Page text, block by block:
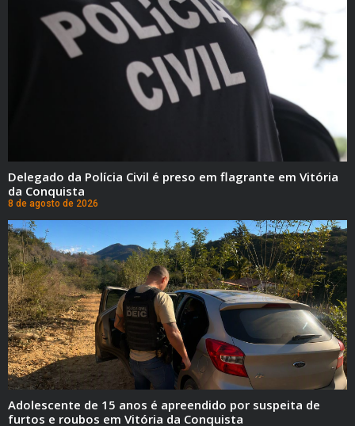
Delegado da Polícia Civil é preso em flagrante em Vitória
da Conquista
8 de agosto de 2026
Adolescente de 15 anos é apreendido por suspeita de
furtos e roubos em Vitória da Conquista